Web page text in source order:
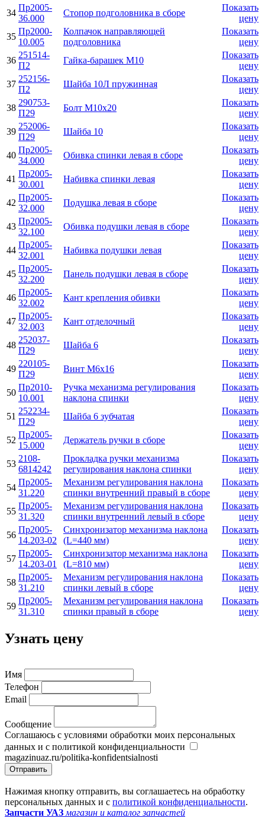
34
Пр2005-
36.000
Стопор подголовника в сборе
Показать
цену
35
Пр2000-
10.005
Колпачок направляющей
подголовника
Показать
цену
36
251514-
П2
Гайка-барашек М10
Показать
цену
37
252156-
П2
Шайба 10Л пружинная
Показать
цену
38
290753-
П29
Болт М10х20
Показать
цену
39
252006-
П29
Шайба 10
Показать
цену
40
Пр2005-
34.000
Обивка спинки левая в сборе
Показать
цену
41
Пр2005-
30.001
Набивка спинки левая
Показать
цену
42
Пр2005-
32.000
Подушка левая в сборе
Показать
цену
43
Пр2005-
32.100
Обивка подушки левая в сборе
Показать
цену
44
Пр2005-
32.001
Набивка подушки левая
Показать
цену
45
Пр2005-
32.200
Панель подушки левая в сборе
Показать
цену
46
Пр2005-
32.002
Кант крепления обивки
Показать
цену
47
Пр2005-
32.003
Кант отделочный
Показать
цену
48
252037-
П29
Шайба 6
Показать
цену
49
220105-
П29
Винт М6х16
Показать
цену
50
Пр2010-
10.001
Ручка механизма регулирования
наклона спинки
Показать
цену
51
252234-
П29
Шайба 6 зубчатая
Показать
цену
52
Пр2005-
15.000
Держатель ручки в сборе
Показать
цену
53
2108-
6814242
Прокладка ручки механизма
регулирования наклона спинки
Показать
цену
54
Пр2005-
31.220
Механизм регулирования наклона
спинки внутренний правый в сборе
Показать
цену
55
Пр2005-
31.320
Механизм регулирования наклона
спинки внутренний левый в сборе
Показать
цену
56
Пр2005-
14.203-02
Синхронизатор механизма наклона
(L=440 мм)
Показать
цену
57
Пр2005-
14.203-01
Синхронизатор механизма наклона
(L=810 мм)
Показать
цену
58
Пр2005-
31.210
Механизм регулирования наклона
спинки левый в сборе
Показать
цену
59
Пр2005-
31.310
Механизм регулирования наклона
спинки правый в сборе
Показать
цену
Узнать цену
Имя
Телефон
Email
Сообщение
Соглашаюсь с условиями обработки моих персональных
данных и с политикой конфиденциальности
magazinuaz.ru/politika-konfidentsialnosti
Отправить
Нажимая кнопку отправить, вы соглашаетесь на обработку
персональных данных и с политикой конфиденциальности.
Запчасти УАЗ магазин и каталог запчастей